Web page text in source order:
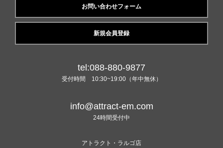
お問い合わせフォーム
新規会員登録
tel:088-880-9877
受付時間 10:30~19:00（年中無休）
info@attract-em.com
24時間受付中
アトラクト・ラルゴ店